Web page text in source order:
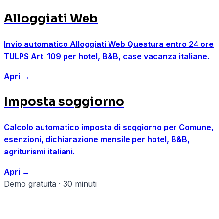
Alloggiati Web
Invio automatico Alloggiati Web Questura entro 24 ore
TULPS Art. 109 per hotel, B&B, case vacanza italiane.
Apri →
Imposta soggiorno
Calcolo automatico imposta di soggiorno per Comune,
esenzioni, dichiarazione mensile per hotel, B&B,
agriturismi italiani.
Apri →
Demo gratuita · 30 minuti